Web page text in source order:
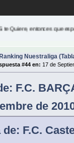
que esperas? lea
Nuestraliga
#44 en: 17 de
F.C.
de
de: F.C.